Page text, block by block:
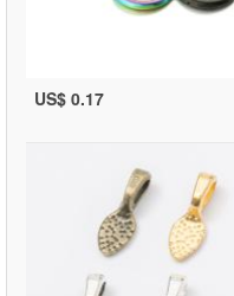
US$ 0.17